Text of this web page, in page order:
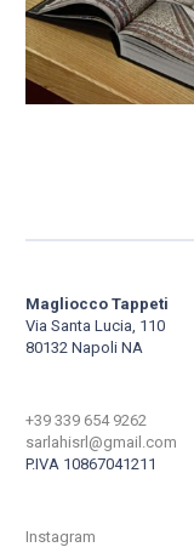
Magliocco Tappeti
Via Santa Lucia, 110
80132 Napoli NA
+39 339 654 9262
sarlahisrl@gmail.com
P.IVA 10867041211
Instagram